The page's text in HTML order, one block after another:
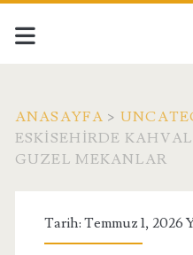
ANASAYFA >
ESKISEHIRDE
GUZEL MEKANLAR
Tarih: Temmuz 1, 2026